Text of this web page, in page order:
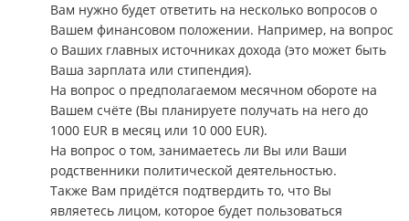
Вам нужно будет ответить на несколько вопросов о
Вашем финансовом положении. Например, на вопрос
о Ваших главных источниках дохода (это может быть
Ваша зарплата или стипендия).
На вопрос о предполагаемом месячном обороте на
Вашем счёте (Вы планируете получать на него до
1000 EUR в месяц или 10 000 EUR).
На вопрос о том, занимаетесь ли Вы или Ваши
родственники политической деятельностью.
Также Вам придётся подтвердить то, что Вы
являетесь лицом, которое будет пользоваться